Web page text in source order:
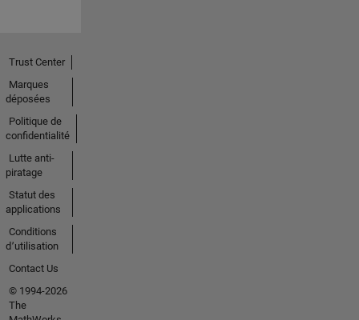
Trust Center
Marques
déposées
Politique de
confidentialité
Lutte anti-
piratage
Statut des
applications
Conditions
d՚utilisation
Contact Us
© 1994-2026
The